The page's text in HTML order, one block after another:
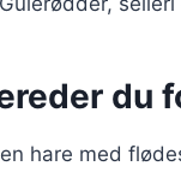
du
hare med